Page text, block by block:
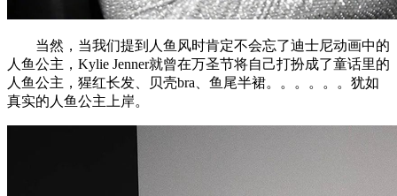
当然，当我们提到人鱼风时肯定不会忘了迪士尼动画中的
人鱼公主，Kylie Jenner就曾在万圣节将自己打扮成了童话里的
人鱼公主，猩红长发、贝壳bra、鱼尾半裙。。。。。。犹如
真实的人鱼公主上岸。